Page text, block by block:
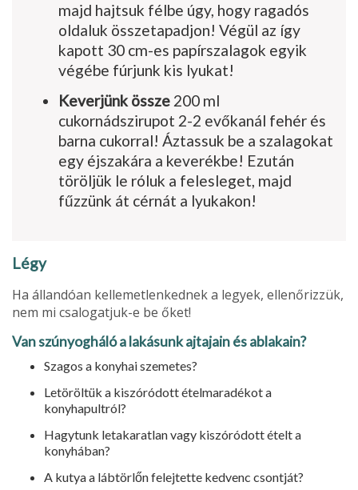
majd hajtsuk félbe úgy, hogy ragadós
oldaluk összetapadjon! Végül az így
kapott 30 cm-es papírszalagok egyik
végébe fúrjunk kis lyukat!
Keverjünk össze 200 ml
cukornádszirupot 2-2 evőkanál fehér és
barna cukorral! Áztassuk be a szalagokat
egy éjszakára a keverékbe! Ezután
töröljük le róluk a felesleget, majd
fűzzünk át cérnát a lyukakon!
Légy
Ha állandóan kellemetlenkednek a legyek, ellenőrizzük,
nem mi csalogatjuk-e be őket!
Van szúnyogháló a lakásunk ajtajain és ablakain?
Szagos a konyhai szemetes?
Letöröltük a kiszóródott ételma­radékot a
konyhapultról?
Hagytunk letakaratlan vagy kiszó­ródott ételt a
konyhában?
A kutya a lábtörlőn felejtette ked­venc csontját?